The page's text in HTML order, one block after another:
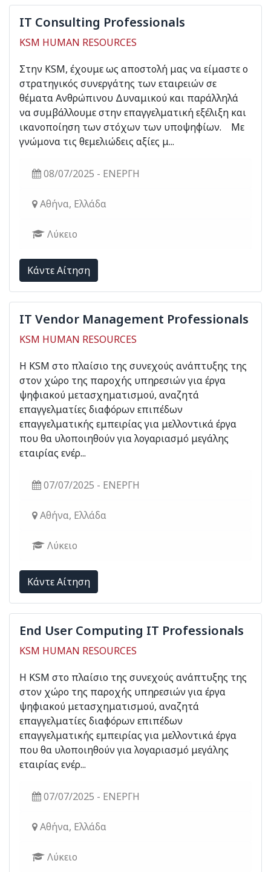
IT Consulting Professionals
KSM HUMAN RESOURCES
Στην ΚSM, έχουμε ως αποστολή μας να είμαστε ο
στρατηγικός συνεργάτης των εταιρειών σε
θέματα Ανθρώπινου Δυναμικού και παράλληλά
να συμβάλλουμε στην επαγγελματική εξέλιξη και
ικανοποίηση των στόχων των υποψηφίων. Με
γνώμονα τις θεμελιώδεις αξίες μ...
08/07/2025 - ΕΝΕΡΓΗ
Αθήνα, Ελλάδα
Λύκειο
Kάντε Αίτηση
IT Vendor Management Professionals
KSM HUMAN RESOURCES
Η KSM στο πλαίσιο της συνεχούς ανάπτυξης της
στον χώρο της παροχής υπηρεσιών για έργα
ψηφιακού μετασχηματισμού, αναζητά
επαγγελματίες διαφόρων επιπέδων
επαγγελματικής εμπειρίας για μελλοντικά έργα
που θα υλοποιηθούν για λογαριασμό μεγάλης
εταιρίας ενέρ...
07/07/2025 - ΕΝΕΡΓΗ
Αθήνα, Ελλάδα
Λύκειο
Kάντε Αίτηση
End User Computing IT Professionals
KSM HUMAN RESOURCES
Η KSM στο πλαίσιο της συνεχούς ανάπτυξης της
στον χώρο της παροχής υπηρεσιών για έργα
ψηφιακού μετασχηματισμού, αναζητά
επαγγελματίες διαφόρων επιπέδων
επαγγελματικής εμπειρίας για μελλοντικά έργα
που θα υλοποιηθούν για λογαριασμό μεγάλης
εταιρίας ενέρ...
07/07/2025 - ΕΝΕΡΓΗ
Αθήνα, Ελλάδα
Λύκειο